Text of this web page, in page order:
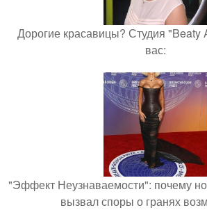
Дорогие красавицы? Студия "Beaty
вас:
"Эффект Неузнаваемости": почему
вызвал споры о гранях